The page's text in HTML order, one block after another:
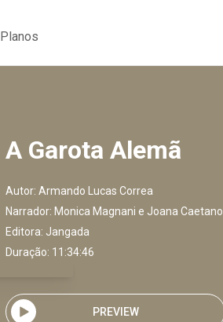
Planos
A Garota Alemã
Autor: Armando Lucas Correa
Narrador: Monica Magnani e Joana Caetano
Editora: Jangada
Duração: 11:34:46
PREVIEW